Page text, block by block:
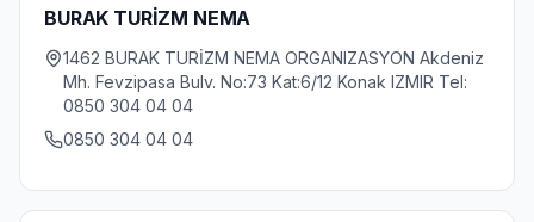
BURAK TURİZM NEMA
1462 BURAK TURİZM NEMA ORGANIZASYON Akdeniz
Mh. Fevzipasa Bulv. No:73 Kat:6/12 Konak IZMIR Tel:
0850 304 04 04
0850 304 04 04